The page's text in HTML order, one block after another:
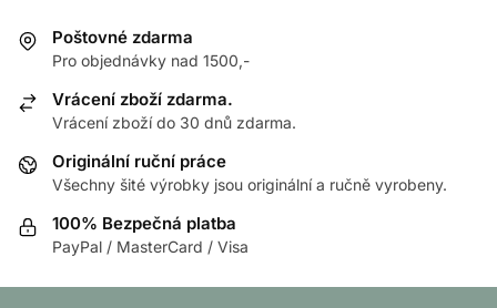
Poštovné zdarma
Pro objednávky nad 1500,-
Vrácení zboží zdarma.
Vrácení zboží do 30 dnů zdarma.
Originální ruční práce
Všechny šité výrobky jsou originální a ručně vyrobeny.
100% Bezpečná platba
PayPal / MasterCard / Visa